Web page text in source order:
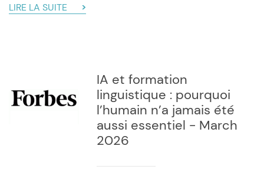
LIRE LA SUITE
IA et formation
linguistique : pourquoi
l’humain n’a jamais été
aussi essentiel - March
2026